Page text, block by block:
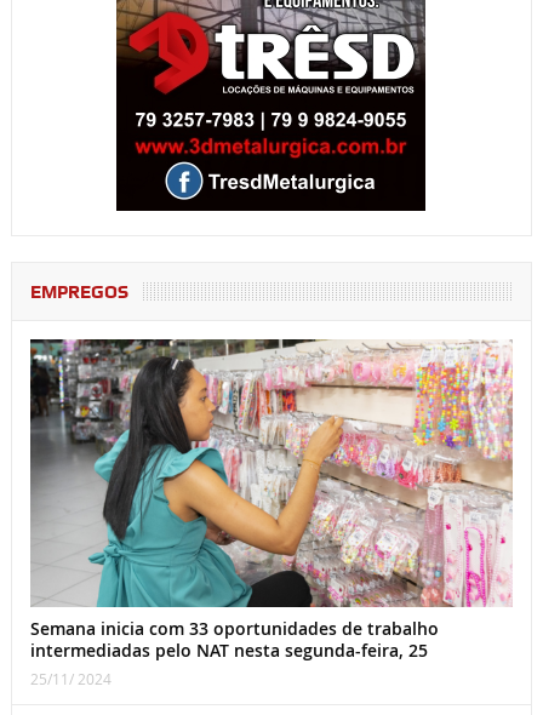
EMPREGOS
Semana inicia com 33 oportunidades de trabalho
intermediadas pelo NAT nesta segunda-feira, 25
25/11/ 2024